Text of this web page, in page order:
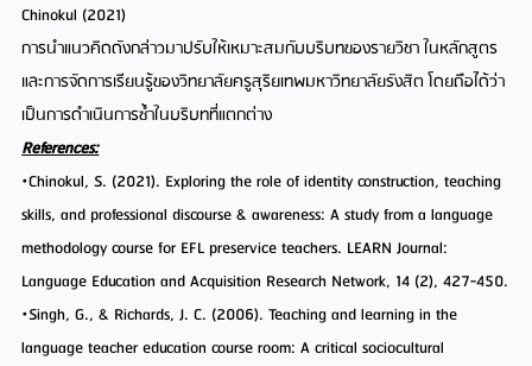
Chinokul (2021)
การนำแนวคิดดังกล่าวมาปรับให้เหมาะสมกับบริบทของรายวิชา ในหลักสูตร
และการจัดการเรียนรู้ของวิทยาลัยครูสุริยเทพมหาวิทยาลัยรังสิต โดยถือได้ว่า
เป็นการดำเนินการซ้ำในบริบทที่แตกต่าง
References:
•Chinokul, S. (2021). Exploring the role of identity construction, teaching
skills, and professional discourse & awareness: A study from a language
methodology course for EFL preservice teachers. LEARN Journal:
Language Education and Acquisition Research Network, 14 (2), 427-450.
•Singh, G., & Richards, J. C. (2006). Teaching and learning in the
language teacher education course room: A critical sociocultural